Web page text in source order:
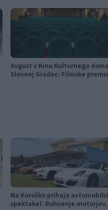
Avgust v Kinu Kulturnega doma
Slovenj Gradec: Filmske
Na Koroško prihaja
spektakel: Rohnenje motorjev,